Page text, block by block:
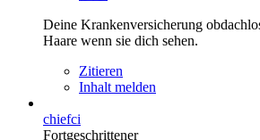
Deine Krankenversicherung
Haare wenn sie dich sehen.
Zitieren
Inhalt melden
chiefci
Fortgeschrittener